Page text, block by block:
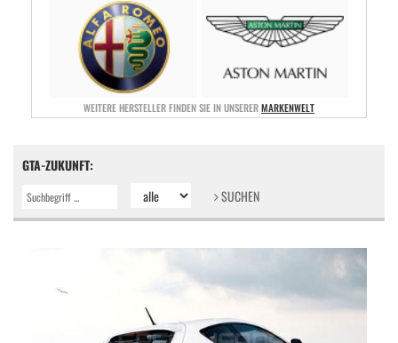
WEITERE HERSTELLER FINDEN SIE IN UNSERERMARKENWELT
GTA-ZUKUNFT:
SUCHEN